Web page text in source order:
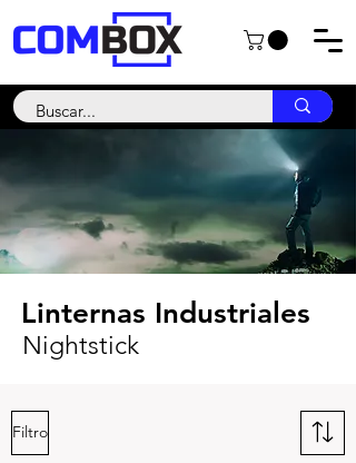
Linternas Industriales
Nightstick
Filtro